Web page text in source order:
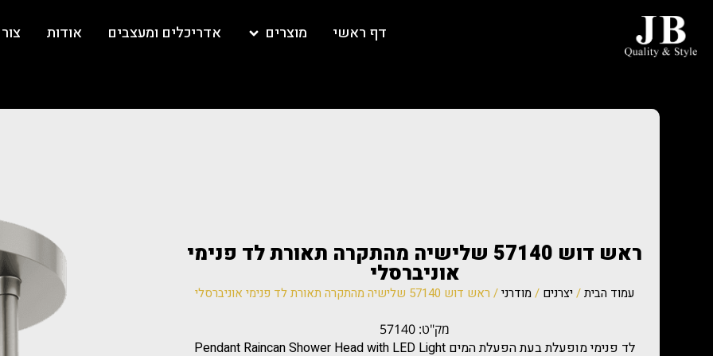
דף ראשי מוצרים אדריכלים ומעצבים אודות
ראש דוש 57140 שלישיה מהתקרה תאורת לד פנימי
אוניברסלי
עמוד הבית/ יצרנים / מודרני/ ראש דוש 57140 שלישיה מהתקרה תאורת לד פנימי אוניברסלי
מק"ט: 57140
לד פנימי מופעלת בעת הפעלת המים Pendant Raincan Shower Head with LED Light